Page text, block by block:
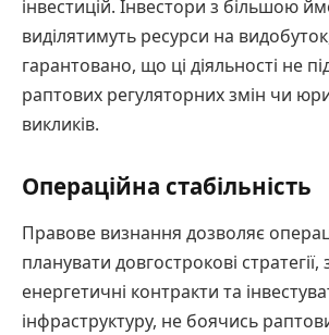
інвестицій. Інвестори з більшою
виділятимуть ресурси на
гарантовано, що ці діяльності не
раптових регуляторних змін чи
викликів.
Операційна стабільність
Правове визнання дозволяє
планувати довгострокові
енергетичні контракти та
інфраструктуру, не боячись